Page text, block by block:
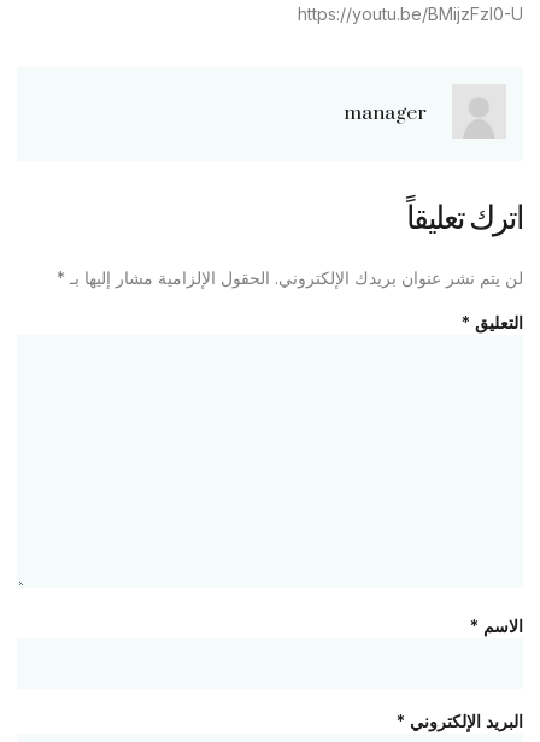
https://youtu.be/BMijzFzl0-U
manager
اترك تعليقاً
لن يتم نشر عنوان بريدك الإلكتروني. الحقول الإلزامية مشار إليها بـ *
التعليق *
الاسم *
البريد الإلكتروني *